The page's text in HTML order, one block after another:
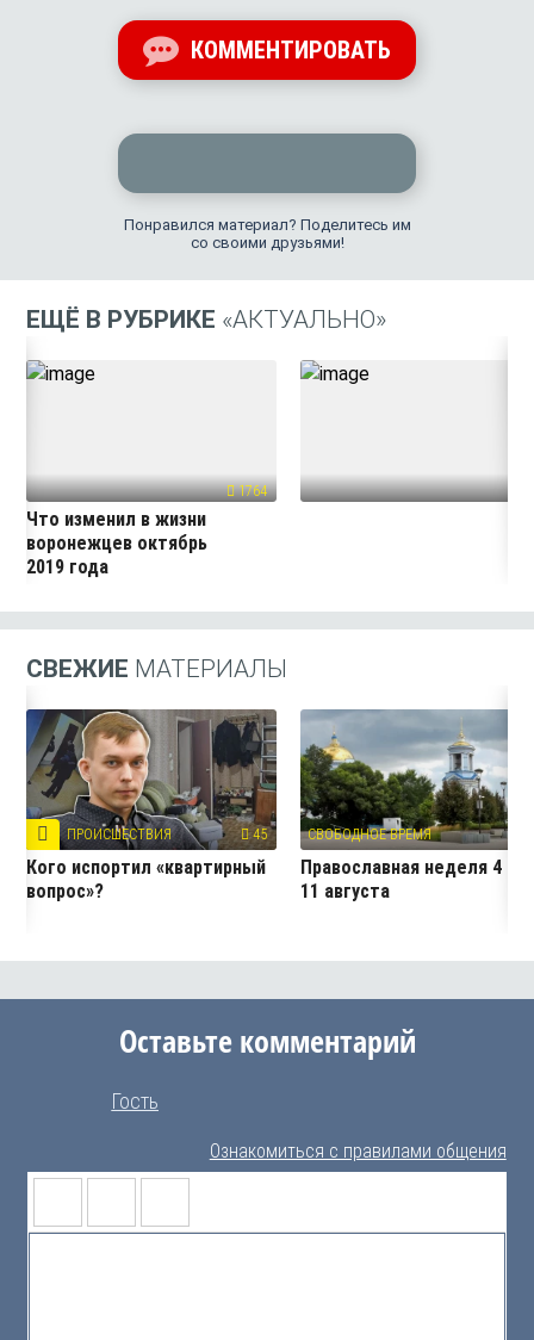
КОММЕНТИРОВАТЬ
Понравился материал? Поделитесь им
со своими друзьями!
ЕЩЁ В РУБРИКЕ «АКТУАЛЬНО»
1764
Что изменил в жизни
воронежцев октябрь
2019 года
СВЕЖИЕ МАТЕРИАЛЫ
ПРОИСШЕСТВИЯ 45
Кого испортил «квартирный
вопрос»?
СВОБОДНОЕ ВРЕМЯ
Православная неделя 4 —
11 августа
Оставьте комментарий
Гость
Ознакомиться с правилами общения